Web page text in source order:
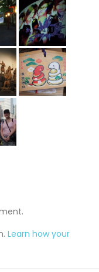
Learn how your